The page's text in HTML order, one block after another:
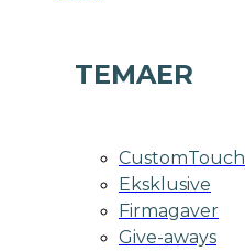
TEMAER
CustomTouch
Eksklusive
Firmagaver
Give-aways